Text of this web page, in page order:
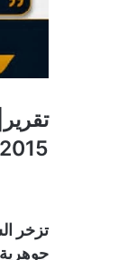
2015
تزخر
جوهرية